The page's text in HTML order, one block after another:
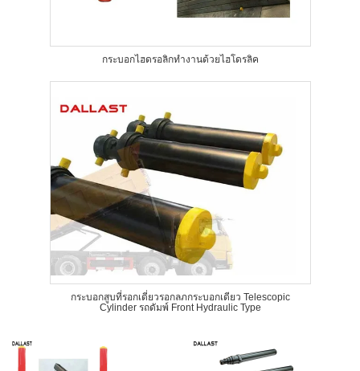
กระบอกไฮดรอลิกทำงานด้วยไฮโดรลิค
กระบอกสูบที่รอกเดี่ยวรอกลภกระบอกเดียว Telescopic
Cylinder รถดัมพ์ Front Hydraulic Type